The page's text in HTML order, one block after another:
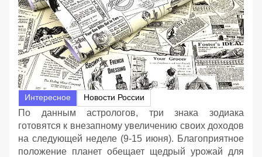
Интересное Новости России
По данным астрологов, три знака зодиака
готовятся к внезапному увеличению своих доходов
на следующей неделе (9-15 июня). Благоприятное
положение планет обещает щедрый урожай для